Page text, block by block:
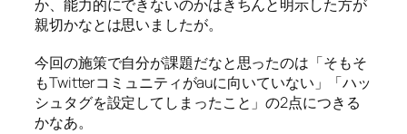
か、能力的にできないのかはきちんと明示した方が
親切かなとは思いましたが。
今回の施策で自分が課題だなと思ったのは「そもそ
もTwitterコミュニティがauに向いていない」「ハッ
シュタグを設定してしまったこと」の2点につきる
かなあ。